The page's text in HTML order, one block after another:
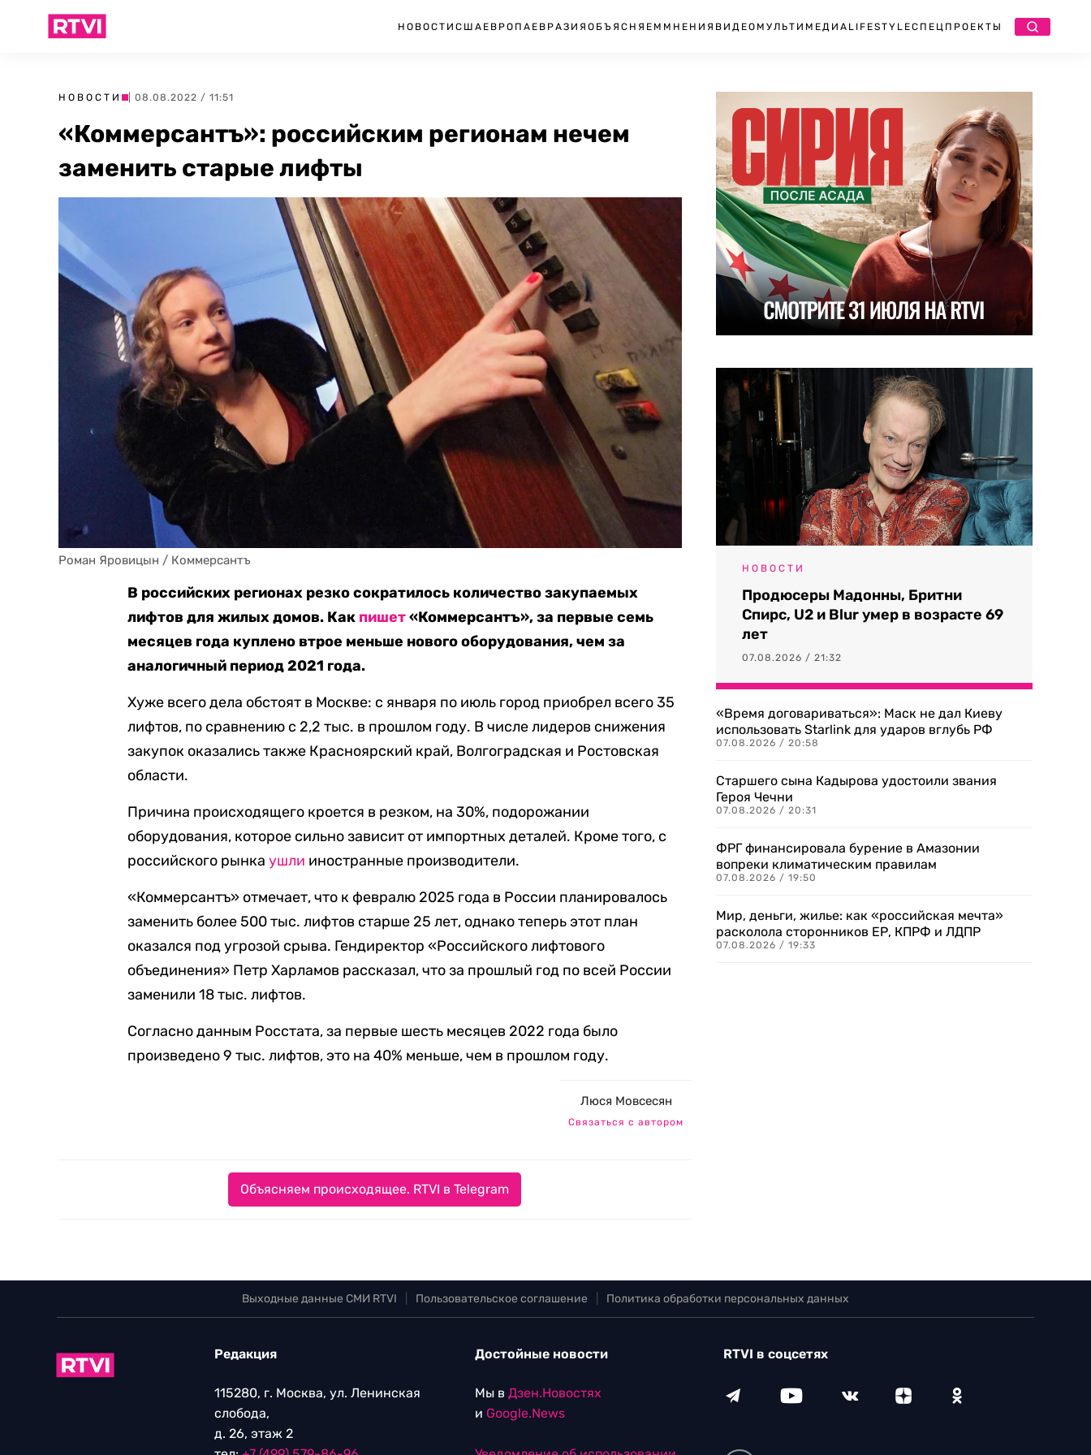
НОВОСТИ США ЕВРОПА ЕВРАЗИЯ ОБЪЯСНЯЕМ МНЕНИЯ ВИДЕО МУЛЬТИМЕДИА LIFESTYLEСПЕЦПРОЕКТЫ
НОВОСТИ | 08.08.2022 / 11:51
«Коммерсантъ»: российским регионам нечем
заменить старые лифты
Роман Яровицын / Коммерсантъ
В российских регионах резко сократилось количество закупаемых
лифтов для жилых домов. Как пишет«Коммерсантъ», за первые семь
месяцев года куплено втрое меньше нового оборудования, чем за
аналогичный период 2021 года.
Хуже всего дела обстоят в Москве: с января по июль город приобрел всего 35
лифтов, по сравнению с 2,2 тыс. в прошлом году. В числе лидеров снижения
закупок оказались также Красноярский край, Волгоградская и Ростовская
области.
Причина происходящего кроется в резком, на 30%, подорожании
оборудования, которое сильно зависит от импортных деталей. Кроме того, с
российского рынкаушли иностранные производители.
«Коммерсантъ» отмечает, что к февралю 2025 года в России планировалось
заменить более 500 тыс. лифтов старше 25 лет, однако теперь этот план
оказался под угрозой срыва. Гендиректор «Российского лифтового
объединения» Петр Харламов рассказал, что за прошлый год по всей России
заменили 18 тыс. лифтов.
Согласно данным Росстата, за первые шесть месяцев 2022 года было
произведено 9 тыс. лифтов, это на 40% меньше, чем в прошлом году.
Люся Мовсесян
Связаться с автором
Объясняем происходящее. RTVI в Telegram
НОВОСТИ
Продюсеры Мадонны, Бритни
Спирс, U2 и Blur умер в возрасте 69
лет
07.08.2026 / 21:32
«Время договариваться»: Маск не дал Киеву
использовать Starlink для ударов вглубь РФ
07.08.2026 / 20:58
Старшего сына Кадырова удостоили звания
Героя Чечни
07.08.2026 / 20:31
ФРГ финансировала бурение в Амазонии
вопреки климатическим правилам
07.08.2026 / 19:50
Мир, деньги, жилье: как «российская мечта»
расколола сторонников ЕР, КПРФ и ЛДПР
07.08.2026 / 19:33
Выходные данные СМИ RTVI Пользовательское соглашение Политика обработки персональных данных
Редакция
115280, г. Москва, ул. Ленинская
слобода,
д. 26, этаж 2
Достойные новости
Мы в Дзен.Новостях
и Google.News
RTVI в соцсетях